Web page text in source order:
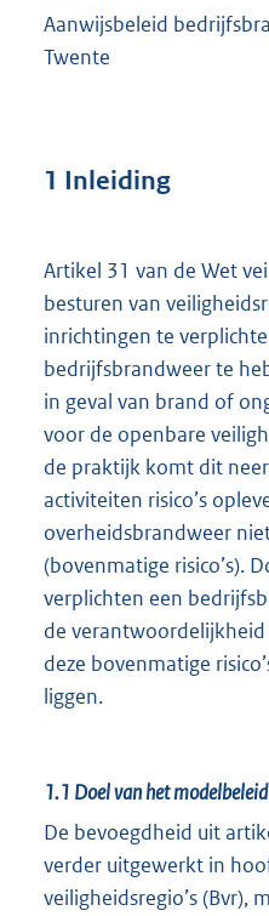
Aanwijsbeleid
Twente
1 Inleiding
Artikel 31 van de Wet
besturen van
inrichtingen te
bedrijfsbrandweer te
in geval van brand of
voor de openbare
de praktijk komt dit
activiteiten risico’s
overheidsbrandweer
(bovenmatige risico’s).
verplichten een
de
deze bovenmatige
liggen.
1.1 Doel van het modelbeleid
De bevoegdheid uit
verder uitgewerkt in
veiligheidsregio’s (Bvr),